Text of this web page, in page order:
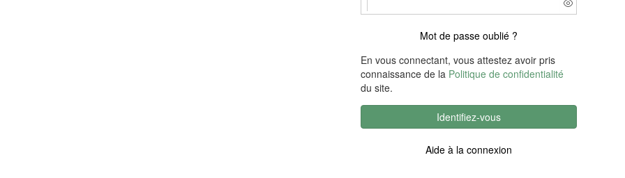
Mot de passe oublié ?
En vous connectant, vous attestez avoir pris
connaissance de la Politique de confidentialité
du site.
Identifiez-vous
Aide à la connexion